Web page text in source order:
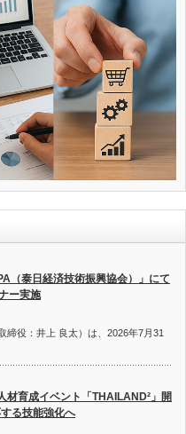
（泰日経済技術振興協会）」にて
ー実施
役：井上 良太）は、2026年7月31
材育成イベント「THAILAND²」開
る技能強化へ